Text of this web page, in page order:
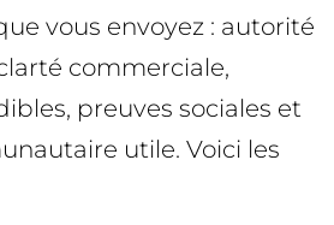
vous envoyez : autorité
commerciale,
preuves sociales et
utile. Voici les